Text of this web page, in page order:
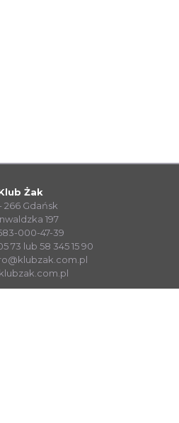
Żak
266 Gdańsk
197
000-47-39
73 lub 58 345 15 90